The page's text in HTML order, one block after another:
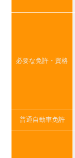
必要な免許・資格
普通自動車免許